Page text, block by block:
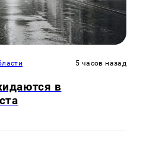
5 часов назад
в